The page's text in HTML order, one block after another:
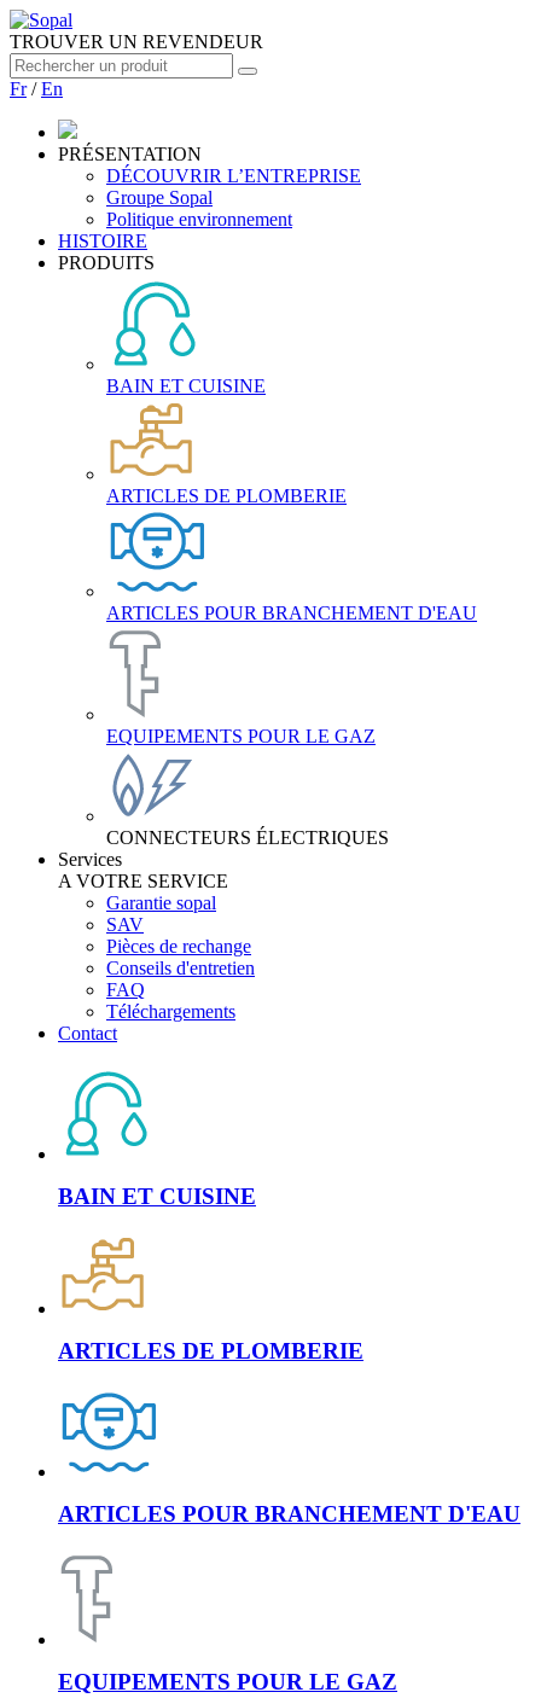
TROUVER UN REVENDEUR
Fr/En
PRÉSENTATION
DÉCOUVRIR L’ENTREPRISE
Groupe Sopal
Politique environnement
HISTOIRE
PRODUITS
BAIN ET CUISINE
ARTICLES DE PLOMBERIE
ARTICLES POUR BRANCHEMENT D'EAU
EQUIPEMENTS POUR LE GAZ
CONNECTEURS ÉLECTRIQUES
Services
A VOTRE SERVICE
Garantie sopal
SAV
Pièces de rechange
Conseils d'entretien
FAQ
Téléchargements
Contact
BAIN ET CUISINE
ARTICLES DE PLOMBERIE
ARTICLES POUR BRANCHEMENT D'EAU
EQUIPEMENTS POUR LE GAZ